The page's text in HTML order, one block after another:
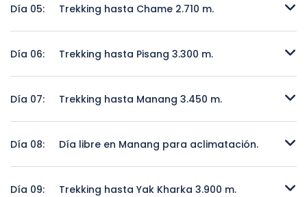
Día 05:
Trekking hasta Chame 2.710 m.
Día 06:
Trekking hasta Pisang 3.300 m.
Día 07:
Trekking hasta Manang 3.450 m.
Día 08:
Día libre en Manang para aclimatación.
Día 09:
Trekking hasta Yak Kharka 3.900 m.